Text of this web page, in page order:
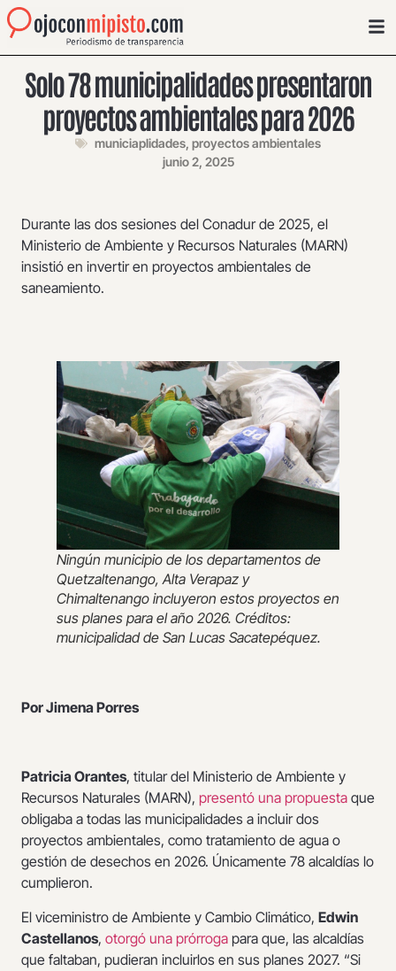
Solo 78 municipalidades presentaron
proyectos ambientales para 2026
municiaplidades, proyectos ambientales
junio 2, 2025
Durante las dos sesiones del Conadur de 2025, el
Ministerio de Ambiente y Recursos Naturales (MARN)
insistió en invertir en proyectos ambientales de
saneamiento.
Ningún municipio de los departamentos de
Quetzaltenango, Alta Verapaz y
Chimaltenango incluyeron estos proyectos en
sus planes para el año 2026. Créditos:
municipalidad de San Lucas Sacatepéquez.
Por Jimena Porres
Patricia Orantes, titular del Ministerio de Ambiente y
Recursos Naturales (MARN), presentó una propuesta que
obligaba a todas las municipalidades a incluir dos
proyectos ambientales, como tratamiento de agua o
gestión de desechos en 2026. Únicamente 78 alcaldías lo
cumplieron.
El viceministro de Ambiente y Cambio Climático, Edwin
Castellanos, otorgó una prórroga para que, las alcaldías
que faltaban, pudieran incluirlos en sus planes 2027. “Si